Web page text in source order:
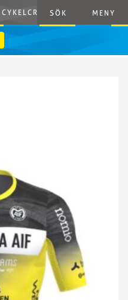
CYKELCROSS E-CYCLING
SÖK MENY